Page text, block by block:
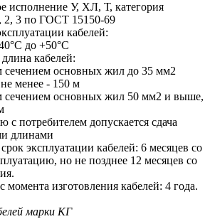
исполнение У, ХЛ, Т, категория
2, 3 по ГОСТ 15150-69
кабелей:
до +50°С
кабелей:
основных жил до 35 мм2
менее - 150 м
сечением основных жил 50 мм2 и выше,
с потребителем допускается сдача
длинами
эксплуатации кабелей: 6 месяцев со
но не позднее 12 месяцев со
изготовления кабелей: 4 года.
марки КГ